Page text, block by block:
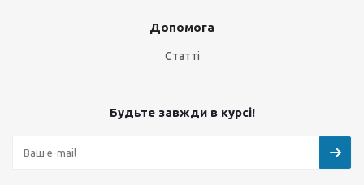
Допомога
Статті
Будьте завжди в курсі!